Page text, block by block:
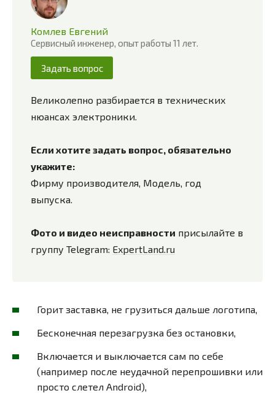
Комлев Евгений
Сервисный инженер, опыт работы 11 лет.
Задать вопрос
Великолепно разбирается в технических
нюансах электроники.
Если хотите задать вопрос, обязательно
укажите:
Фирму производителя, Модель, год
выпуска.
Фото и видео неисправности присылайте в
группу Telegram: ExpertLand.ru
Горит заставка, не грузиться дальше логотипа,
Бесконечная перезагрузка без остановки,
Включается и выключается сам по себе
(например после неудачной перепрошивки или
просто слетел Android),